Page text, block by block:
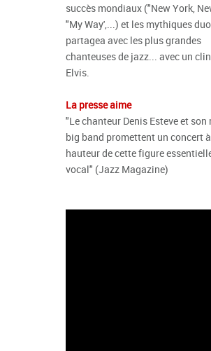
succès mondiaux ("New York,
"My Way',...) et les mythiques
partagea avec les plus grandes
chanteuses de jazz... avec un
Elvis.
La presse aime
"Le chanteur Denis Esteve et
big band promettent un concert
hauteur de cette figure
vocal" (Jazz Magazine)